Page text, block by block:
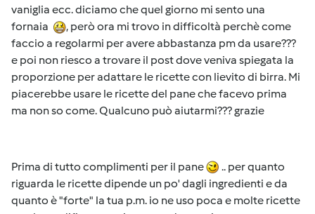
vaniglia ecc. diciamo che quel giorno mi sento una
fornaia
, però ora mi trovo in difficoltà perchè come
faccio a regolarmi per avere abbastanza pm da usare???
e poi non riesco a trovare il post dove veniva spiegata la
proporzione per adattare le ricette con lievito di birra. Mi
piacerebbe usare le ricette del pane che facevo prima
ma non so come. Qualcuno può aiutarmi??? grazie
Prima di tutto complimenti per il pane
.. per quanto
riguarda le ricette dipende un po' dagli ingredienti e da
quanto è "forte" la tua p.m. io ne uso poca e molte ricette